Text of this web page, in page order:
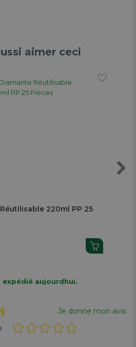
aimer ceci
220ml PP 25
aujourdhui.
Je donne mon avis